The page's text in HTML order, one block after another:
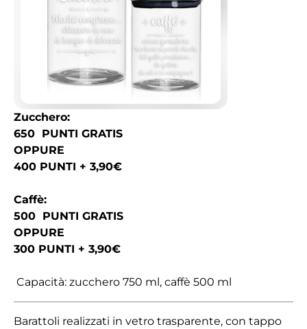
Zucchero:
650 PUNTI GRATIS
OPPURE
400 PUNTI + 3,90€
Caffè:
500 PUNTI GRATIS
OPPURE
300 PUNTI + 3,90€
Capacità: zucchero 750 ml, caffè 500 ml
Barattoli realizzati in vetro trasparente, con tappo